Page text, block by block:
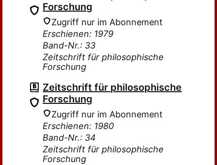
Forschung
Zugriff nur im Abonnement
Erschienen: 1979
Band-Nr.: 33
Zeitschrift für philosophische
Forschung
Zeitschrift für philosophische
Forschung
Zugriff nur im Abonnement
Erschienen: 1980
Band-Nr.: 34
Zeitschrift für philosophische
Forschung